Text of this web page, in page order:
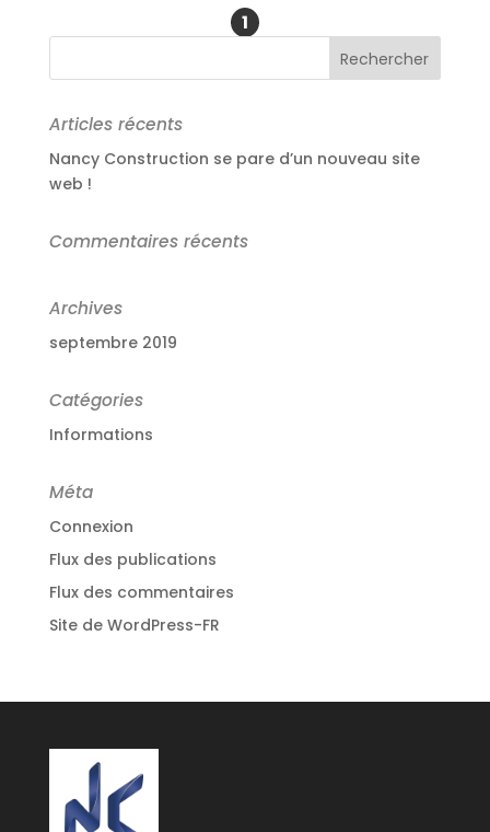
1
Articles récents
Nancy Construction se pare d’un nouveau site
web !
Commentaires récents
Archives
septembre 2019
Catégories
Informations
Méta
Connexion
Flux des publications
Flux des commentaires
Site de WordPress-FR